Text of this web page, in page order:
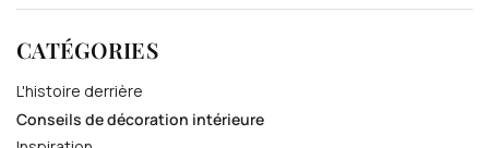
CATÉGORIES
L'histoire derrière
Conseils de décoration intérieure